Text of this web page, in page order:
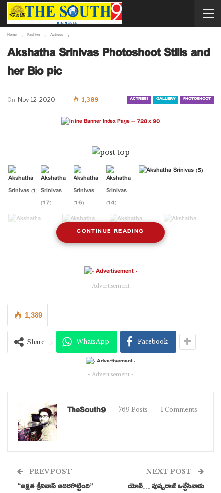
Home Fashion Actress
Akshatha Srinivas Photoshoot Stills and
her Bio pic
ACTRESS GALLERY PHOTOSHOOT
On Nov 12, 2020 1,389
CONTINUE READING
- Advertisement -
1,389
Share WhatsApp Facebook
- Advertisement -
TheSouth9 769 Posts 1 Comments
PREV POST
“అక్షత శ్రీనివాస్ ఆదరగొట్టింది”
NEXT POST
యోవ్… పుష్పరాజ్ ఒచ్చేసినాడు